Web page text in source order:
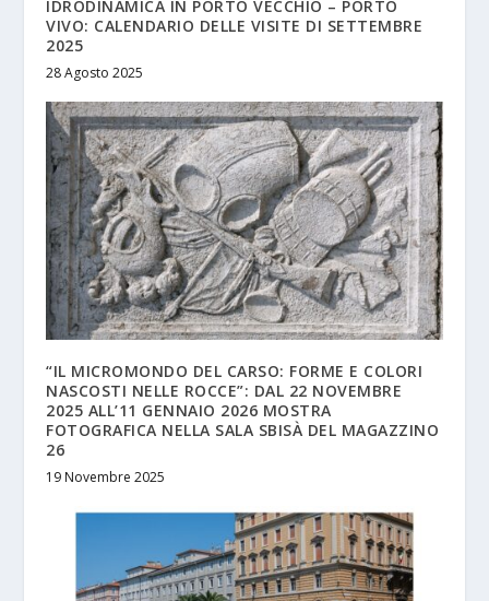
IDRODINAMICA IN PORTO VECCHIO – PORTO
VIVO: CALENDARIO DELLE VISITE DI SETTEMBRE
2025
28 Agosto 2025
“IL MICROMONDO DEL CARSO: FORME E COLORI
NASCOSTI NELLE ROCCE”: DAL 22 NOVEMBRE
2025 ALL’11 GENNAIO 2026 MOSTRA
FOTOGRAFICA NELLA SALA SBISÀ DEL MAGAZZINO
26
19 Novembre 2025